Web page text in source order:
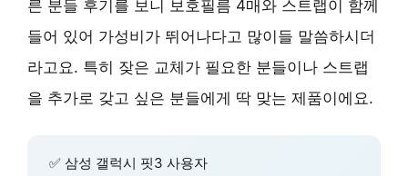
른 분들 후기를 보니 보호필름 4매와 스트랩이 함께
들어 있어 가성비가 뛰어나다고 많이들 말씀하시더
라고요. 특히 잦은 교체가 필요한 분들이나 스트랩
을 추가로 갖고 싶은 분들에게 딱 맞는 제품이에요.
✅ 삼성 갤럭시 핏3 사용자